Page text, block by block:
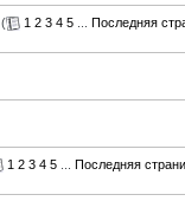
( 1 2 3 4 5
Последняя
1 2 3 4 5
Последняя